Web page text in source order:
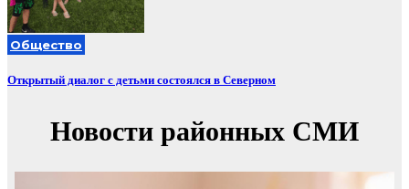
Общество
Открытый диалог с детьми состоялся в Северном